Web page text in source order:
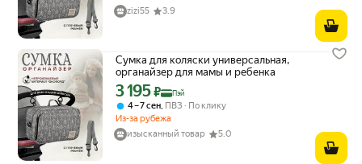
zizi55
3.9
Сумка для коляски универсальная,
органайзер для мамы и ребенка
Цена с картой Яндекс Пэй 3195 ₽ вместо
3 195₽ Пэй
4 – 7 сен ПВЗ
По клику
Из-за рубежа
изысканный товар
5.0